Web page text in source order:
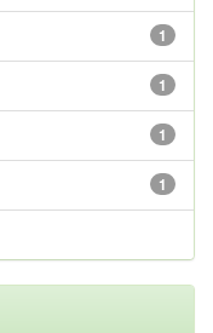
1
1
1
1